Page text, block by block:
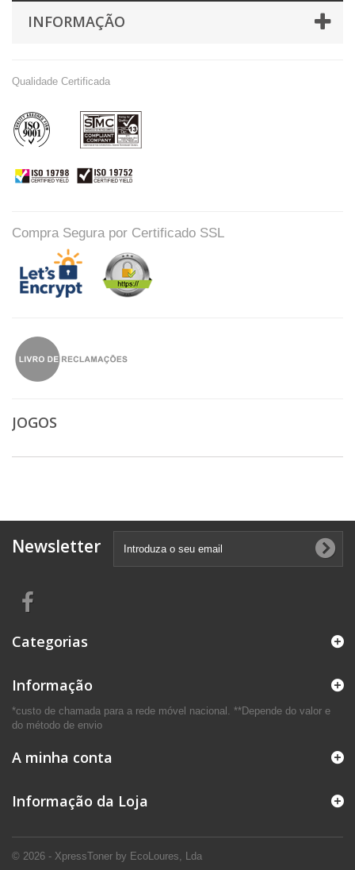
INFORMAÇÃO
Qualidade Certificada
Compra Segura por Certificado SSL
JOGOS
Newsletter
Categorias
Informação
*custo de chamada para a rede móvel nacional. **Depende do valor e
do método de envio
© 2026 - XpressToner by EcoLoures, Lda
A minha conta
Informação da Loja